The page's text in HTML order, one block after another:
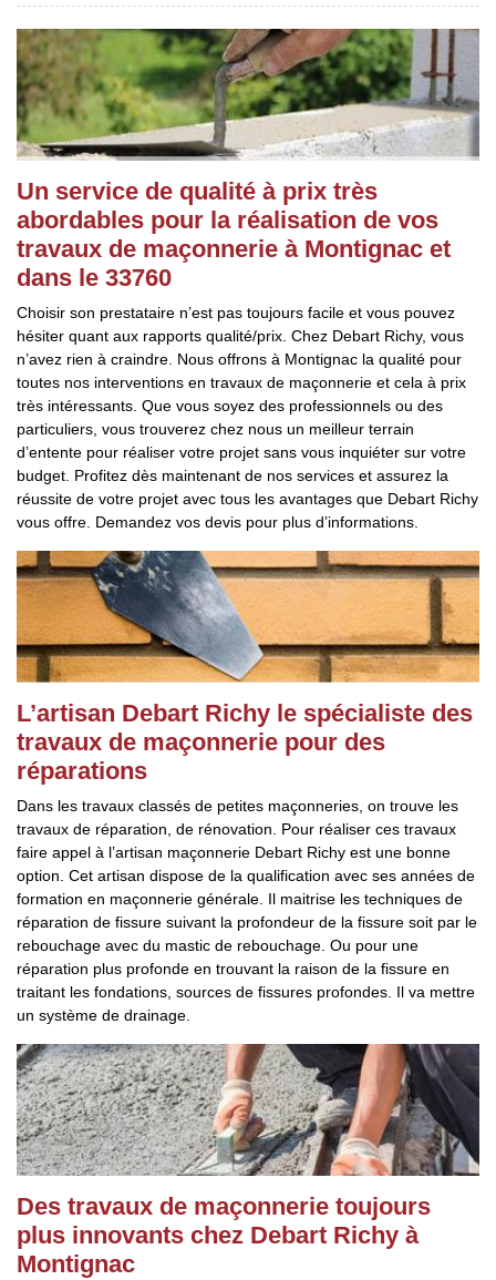
Un service de qualité à prix très
abordables pour la réalisation de vos
travaux de maçonnerie à Montignac et
dans le 33760
Choisir son prestataire n’est pas toujours facile et vous pouvez
hésiter quant aux rapports qualité/prix. Chez Debart Richy, vous
n’avez rien à craindre. Nous offrons à Montignac la qualité pour
toutes nos interventions en travaux de maçonnerie et cela à prix
très intéressants. Que vous soyez des professionnels ou des
particuliers, vous trouverez chez nous un meilleur terrain
d’entente pour réaliser votre projet sans vous inquiéter sur votre
budget. Profitez dès maintenant de nos services et assurez la
réussite de votre projet avec tous les avantages que Debart Richy
vous offre. Demandez vos devis pour plus d’informations.
L’artisan Debart Richy le spécialiste des
travaux de maçonnerie pour des
réparations
Dans les travaux classés de petites maçonneries, on trouve les
travaux de réparation, de rénovation. Pour réaliser ces travaux
faire appel à l’artisan maçonnerie Debart Richy est une bonne
option. Cet artisan dispose de la qualification avec ses années de
formation en maçonnerie générale. Il maitrise les techniques de
réparation de fissure suivant la profondeur de la fissure soit par le
rebouchage avec du mastic de rebouchage. Ou pour une
réparation plus profonde en trouvant la raison de la fissure en
traitant les fondations, sources de fissures profondes. Il va mettre
un système de drainage.
Des travaux de maçonnerie toujours
plus innovants chez Debart Richy à
Montignac